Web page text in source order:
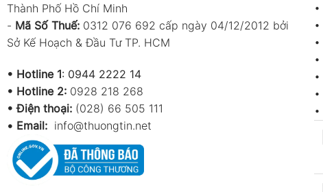
Thành Phố Hồ Chí Minh
- Mã Số Thuế: 0312 076 692 cấp ngày 04/12/2012 bởi
Sở Kế Hoạch & Đầu Tư TP. HCM
• Hotline 1: 0944 2222 14
• Hotline 2: 0928 218 268
• Điện thoại: (028) 66 505 111
• Email: info@thuongtin.net
•
•
•
•
•
•
•